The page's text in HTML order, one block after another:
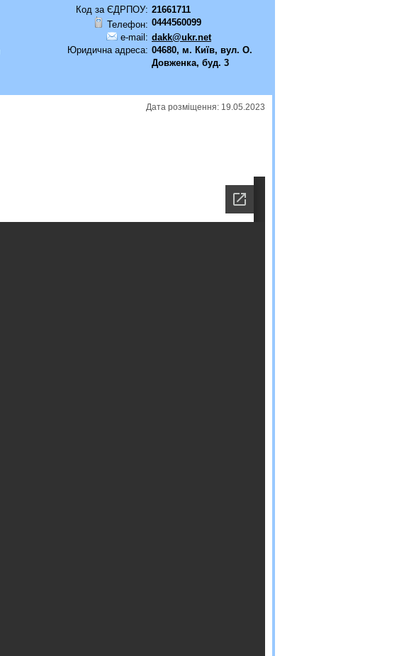
Код за ЄДРПОУ: 21661711
Телефон: 0444560099
e-mail: dakk@ukr.net
Юридична адреса: 04680, м. Київ, вул. О.
Довженка, буд. 3
Дата розміщення: 19.05.2023